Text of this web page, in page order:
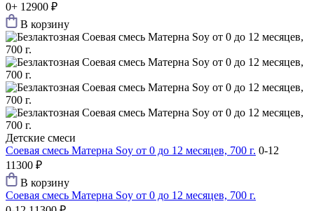
0+ 12900 ₽
В корзину
Детские смеси
Соевая смесь Матерна Soy от 0 до 12 месяцев, 700 г. 0-12
11300 ₽
В корзину
Соевая смесь Матерна Soy от 0 до 12 месяцев, 700 г.